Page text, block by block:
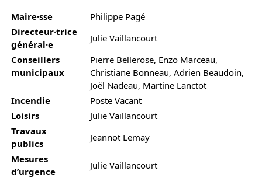
Maire·sse
Philippe Pagé
Directeur·trice
général·e
Julie Vaillancourt
Conseillers
municipaux
Pierre Bellerose, Enzo Marceau,
Christiane Bonneau, Adrien Beaudoin,
Joël Nadeau, Martine Lanctot
Incendie
Poste Vacant
Loisirs
Julie Vaillancourt
Travaux
publics
Jeannot Lemay
Mesures
d’urgence
Julie Vaillancourt